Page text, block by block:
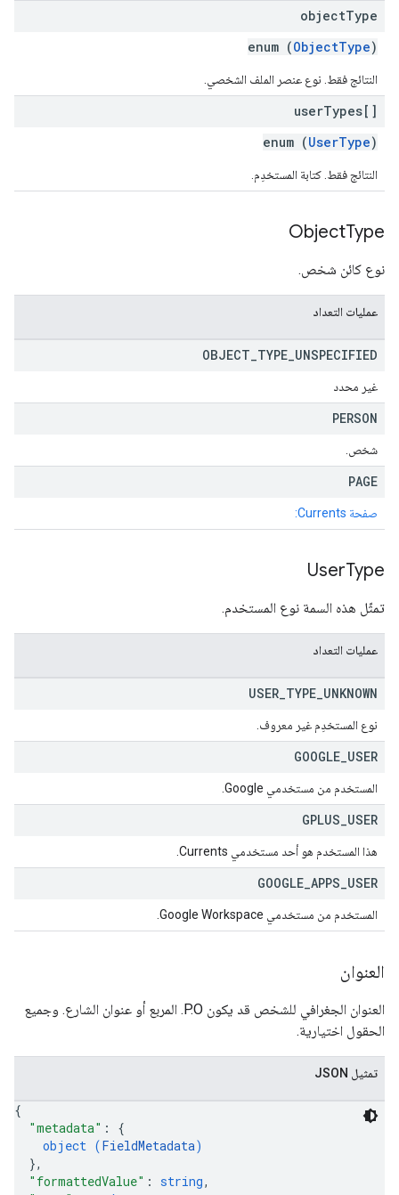
objectType
enum (ObjectType)
النتائج فقط. نوع عنصر الملف الشخصي.
userTypes[]
enum (UserType)
النتائج فقط. كتابة المستخدِم.
ObjectType
نوع كائن شخص.
عمليات التعداد
OBJECT TYPE UNSPECIFIED
غير محدد
PERSON
شخص.
PAGE
صفحة Currents:
UserType
تمثّل هذه السمة نوع المستخدم.
عمليات التعداد
USER TYPE UNKNOWN
نوع المستخدِم غير معروف.
GOOGLE USER
المستخدم من مستخدمي Google.
GPLUS USER
هذا المستخدم هو أحد مستخدمي Currents.
GOOGLE APPS USER
المستخدم من مستخدمي Google Workspace.
العنوان
العنوان الجغرافي للشخص قد يكون P.O. المربع أو عنوان الشارع. وجميع
الحقول اختيارية.
تمثيل JSON
{
"metadata" : {
object (FieldMetadata)
},
"formattedValue" : string,